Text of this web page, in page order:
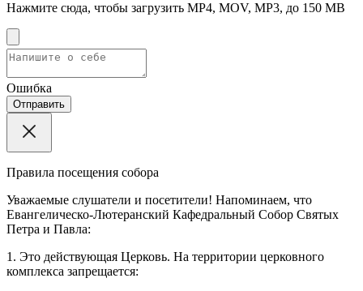
Нажмите сюда, чтобы загрузить MP4, MOV, MP3, до 150 MB
Ошибка
Отправить
Правила посещения собора
Уважаемые слушатели и посетители! Напоминаем, что
Евангелическо-Лютеранский Кафедральный Собор Святых
Петра и Павла:
1. Это действующая Церковь. На территории церковного
комплекса запрещается: